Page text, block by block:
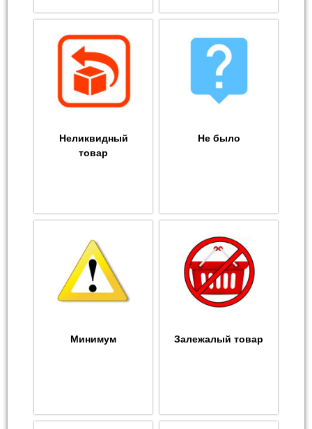
Неликвидный
товар
Не было
Минимум Залежалый товар